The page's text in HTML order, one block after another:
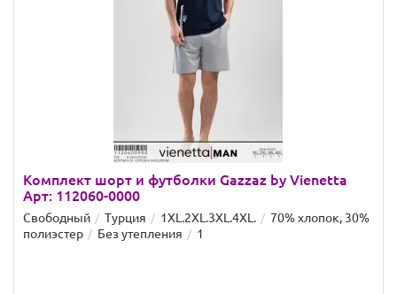
Комплект шорт и футболки Gazzaz by Vienetta
Арт: 112060-0000
Свободный Турция 1XL.2XL.3XL.4XL.
70% хлопок, 30%
полиэстер
Без утепления 1